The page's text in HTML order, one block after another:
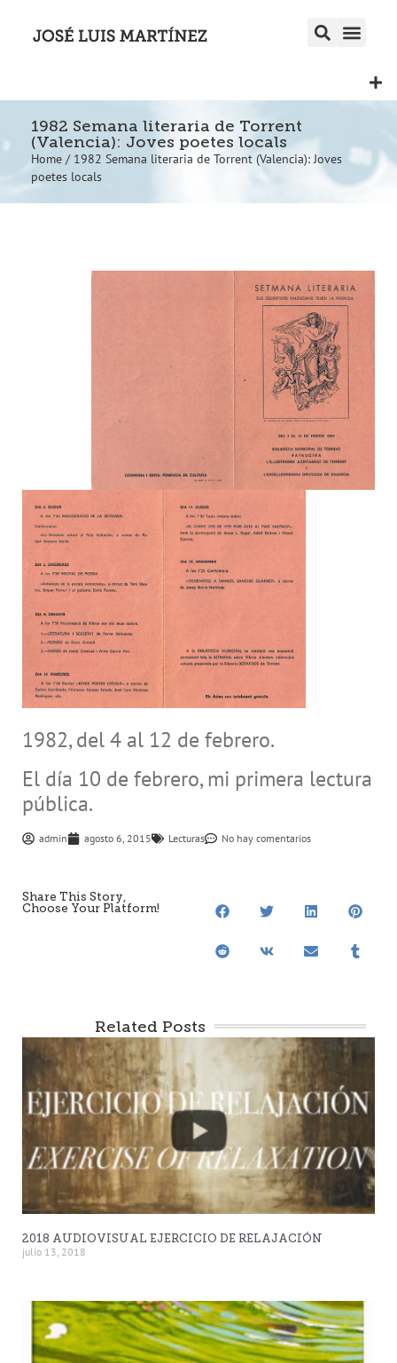
1982 Semana literaria de Torrent
(Valencia): Joves poetes locals
Home / 1982 Semana literaria de Torrent (Valencia): Joves
poetes locals
1982, del 4 al 12 de febrero.
El día 10 de febrero, mi primera lectura
pública.
admin agosto 6, 2015 Lecturas No hay comentarios
Share This Story,
Choose Your Platform!
Related Posts
2018 AUDIOVISUAL EJERCICIO DE RELAJACIÓN
julio 13, 2018